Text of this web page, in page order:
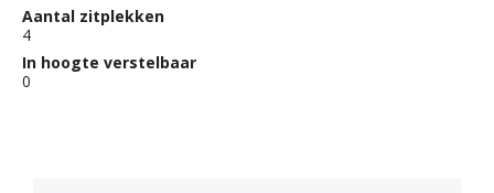
Aantal zitplekken
4
In hoogte verstelbaar
0